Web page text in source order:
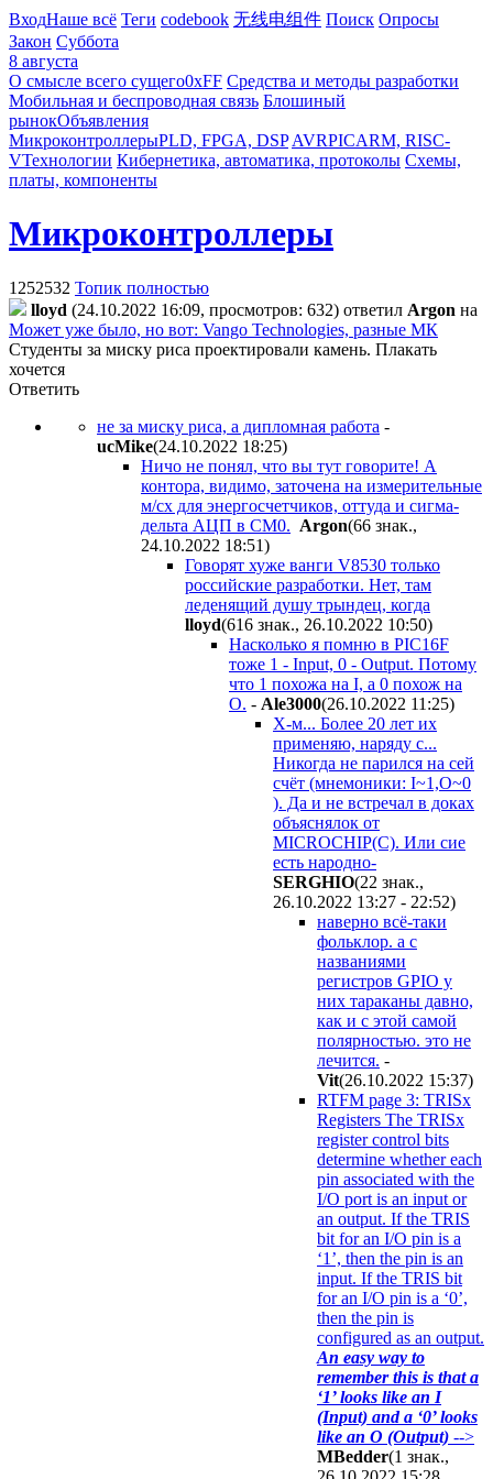
ВходНаше всё Теги codebook 无线电组件 Поиск Опросы
Закон Суббота
8 августа
О смысле всего сущего0xFF Средства и методы разработки
Мобильная и беспроводная связь Блошиный
рынокОбъявления
МикроконтроллерыPLD, FPGA, DSP AVRPICARM, RISC-
VТехнологии Кибернетика, автоматика, протоколы Схемы,
платы, компоненты
Микроконтроллеры
1252532 Топик полностью
lloyd (24.10.2022 16:09, просмотров: 632) ответил Argon на
Может уже было, но вот: Vango Technologies, разные МК
Студенты за миску риса проектировали камень. Плакать
хочется
Ответить
не за миску риса, а дипломная работа -
ucMike(24.10.2022 18:25)
Ничо не понял, что вы тут говорите! А
контора, видимо, заточена на измерительные
м/сх для энергосчетчиков, оттуда и сигма-
дельта АЦП в CM0. Argon(66 знак.,
24.10.2022 18:51)
Говорят хуже ванги V8530 только
российские разработки. Нет, там
леденящий душу трындец, когда
lloyd(616 знак., 26.10.2022 10:50)
Насколько я помню в PIC16F
тоже 1 - Input, 0 - Output. Потому
что 1 похожа на I, а 0 похож на
O. - Ale3000(26.10.2022 11:25)
Х-м... Более 20 лет их
применяю, наряду с...
Никогда не парился на сей
счёт (мнемоники: I~1,О~0
). Да и не встречал в доках
объяснялок от
MICROCHIP(C). Или сие
есть народно-
SERGHIO(22 знак.,
26.10.2022 13:27 - 22:52)
наверно всё-таки
фольклор. а с
названиями
регистров GPIO у
них тараканы давно,
как и с этой самой
полярностью. это не
лечится. -
Vit(26.10.2022 15:37)
RTFM page 3: TRISx
Registers The TRISx
register control bits
determine whether each
pin associated with the
I/O port is an input or
an output. If the TRIS
bit for an I/O pin is a
‘1’, then the pin is an
input. If the TRIS bit
for an I/O pin is a ‘0’,
then the pin is
configured as an output.
An easy way to
remember this is that a
‘1’ looks like an I
(Input) and a ‘0’ looks
like an O (Output) -->
MBedder(1 знак.,